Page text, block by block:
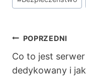
wpisu:
Nawigacja
wpisu
POPRZEDNI
Co to jest serwer
dedykowany i